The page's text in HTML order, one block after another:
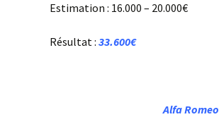
Estimation : 16.000 – 20.000€
Résultat : 33.600€
Alfa